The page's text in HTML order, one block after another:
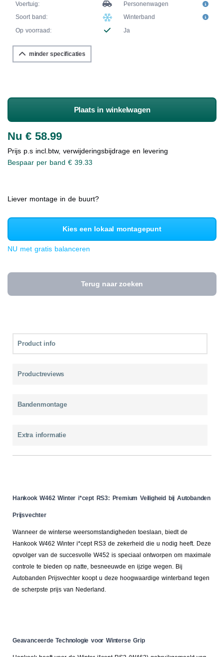
Voertuig:
Personenwagen
Soort band:
Winterband
Op voorraad:
Ja
minder specificaties
Plaats in winkelwagen
Nu € 58.99
Prijs p.s incl.btw, verwijderingsbijdrage en levering
Bespaar per band € 39.33
Liever montage in de buurt?
Kies een lokaal montagepunt
NU met gratis balanceren
Terug naar zoeken
Product info
Productreviews
Bandenmontage
Extra informatie
Hankook W462 Winter i*cept RS3: Premium Veiligheid bij Autobanden
Prijsvechter
Wanneer de winterse weersomstandigheden toeslaan, biedt de
Hankook W462 Winter i*cept RS3 de zekerheid die u nodig heeft. Deze
opvolger van de succesvolle W452 is speciaal ontworpen om maximale
controle te bieden op natte, besneeuwde en ijzige wegen. Bij
Autobanden Prijsvechter koopt u deze hoogwaardige winterband tegen
de scherpste prijs van Nederland.
Geavanceerde Technologie voor Winterse Grip